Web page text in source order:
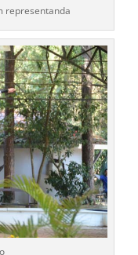
representanda